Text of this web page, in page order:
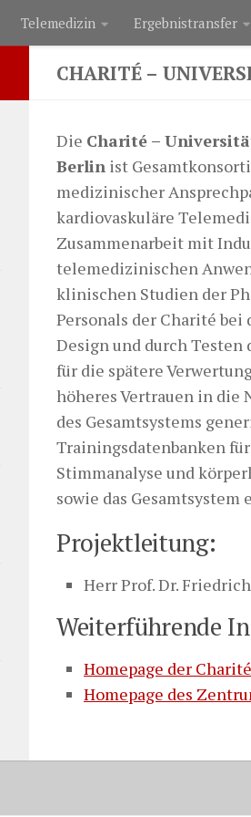
Telemedizin Ergebnistransfer
CHARITÉ –
Die Charité –
Berlin ist
medizinischer
kardiovaskuläre
Zusammenarbeit mit
telemedizinischen
klinischen Studien der
Personals der Charité
Design und durch Testen
für die spätere
höheres Vertrauen in
des Gesamtsystems
Trainingsdatenbanken
Stimmanalyse und
sowie das Gesamtsystem
Projektleitung:
Herr Prof. Dr.
Weiterführende
Homepage der
Homepage des